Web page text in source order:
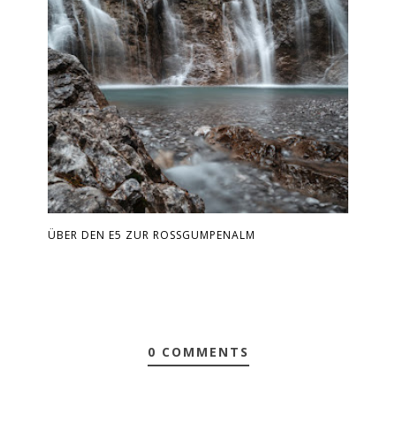
ÜBER DEN E5 ZUR ROSSGUMPENALM
0 COMMENTS